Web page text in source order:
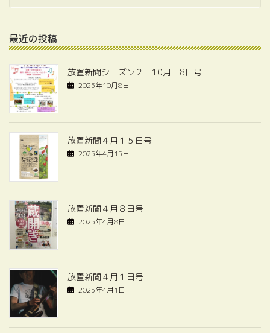
最近の投稿
放置新聞シーズン２ 10月 8日号
2025年10月8日
放置新聞４月１５日号
2025年4月15日
放置新聞４月８日号
2025年4月8日
放置新聞４月１日号
2025年4月1日